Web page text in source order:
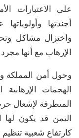
على الاعتبارات
أجندتها
واختزال مشاكل
الإرهاب مع أنها
وحول أمن المملكة
الهجمات
المتطرفة لإشعال
اليمن قد يكون
كارتفاع شعبية